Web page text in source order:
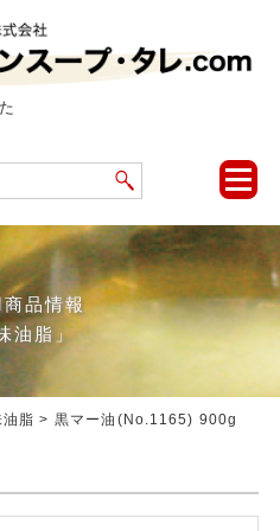
toggle
品情報
油脂」
脂 > 黒マー油(No.1165) 900g